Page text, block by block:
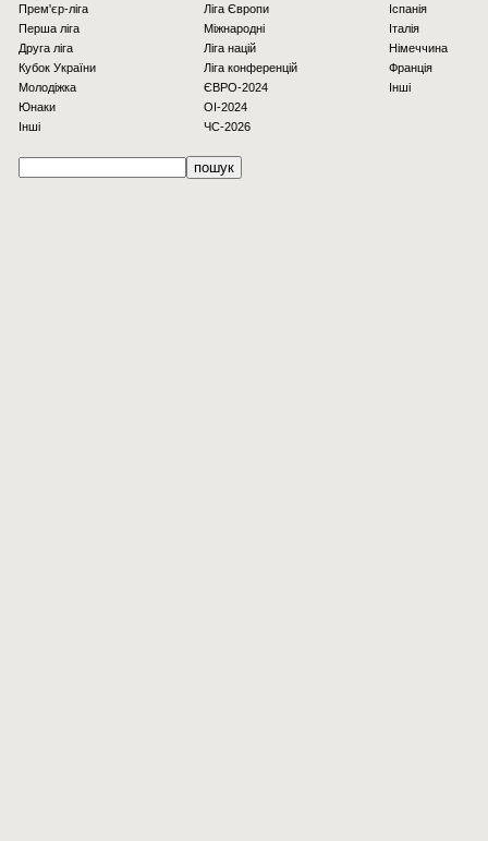
Прем'єр-ліга
Перша ліга
Друга ліга
Кубок України
Молодіжка
Юнаки
Інші
Ліга Європи
Міжнародні
Ліга націй
Ліга конференцій
ЄВРО-2024
OI-2024
ЧС-2026
Іспанія
Італія
Німеччина
Франція
Інші